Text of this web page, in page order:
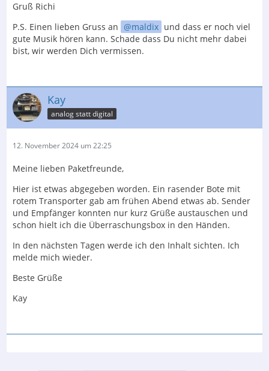
Gruß Richi
P.S. Einen lieben Gruss an
maldix und dass er noch viel
gute Musik hören kann. Schade dass Du nicht mehr dabei
bist, wir werden Dich vermissen.
Kay
analog statt digital
12. November 2024 um 22:25
Meine lieben Paketfreunde,
Hier ist etwas abgegeben worden. Ein rasender Bote mit
rotem Transporter gab am frühen Abend etwas ab. Sender
und Empfänger konnten nur kurz Grüße austauschen und
schon hielt ich die Überraschungsbox in den Händen.
In den nächsten Tagen werde ich den Inhalt sichten. Ich
melde mich wieder.
Beste Grüße
Kay